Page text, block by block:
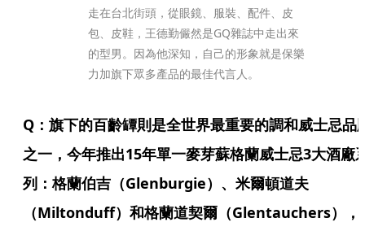
走在台北街頭，從眼鏡、服裝、配件、皮
包、皮鞋，王德勤儼然是GQ雜誌中走出來
的型男。因為他深知，自己的形象就是保樂
力加旗下眾多產品的最佳代言人。
Q：旗下的百齡罈則是全世界最重要的調和威士忌品
之一，今年推出15年單一麥芽蘇格蘭威士忌3大酒廠
列：格蘭伯吉（Glenburgie）、米爾頓道夫
（Miltonduff）和格蘭道契爾（Glentauchers），